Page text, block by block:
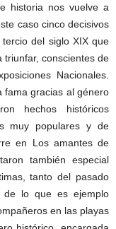
historia nos vuelve a
caso cinco decisivos
del siglo XIX que
triunfar, conscientes de
Nacionales.
fama gracias al género
hechos históricos
muy populares y de
en Los amantes de
también especial
tanto del pasado
de lo que es ejemplo
en las playas